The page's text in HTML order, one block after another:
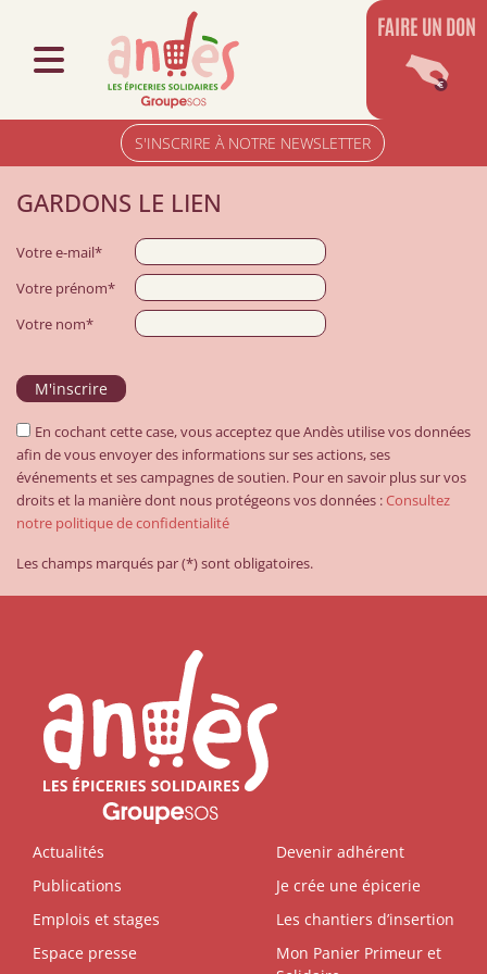
S'INSCRIRE À NOTRE NEWSLETTER
FAIRE UN DON
GARDONS LE LIEN
Votre e-mail*
Votre prénom*
Votre nom*
En cochant cette case, vous acceptez que Andès utilise vos données
afin de vous envoyer des informations sur ses actions, ses
événements et ses campagnes de soutien. Pour en savoir plus sur vos
droits et la manière dont nous protégeons vos données :Consultez
notre politique de confidentialité
Les champs marqués par (*) sont obligatoires.
Actualités
Publications
Emplois et stages
Espace presse
Devenir adhérent
Je crée une épicerie
Les chantiers d’insertion
Mon Panier Primeur et